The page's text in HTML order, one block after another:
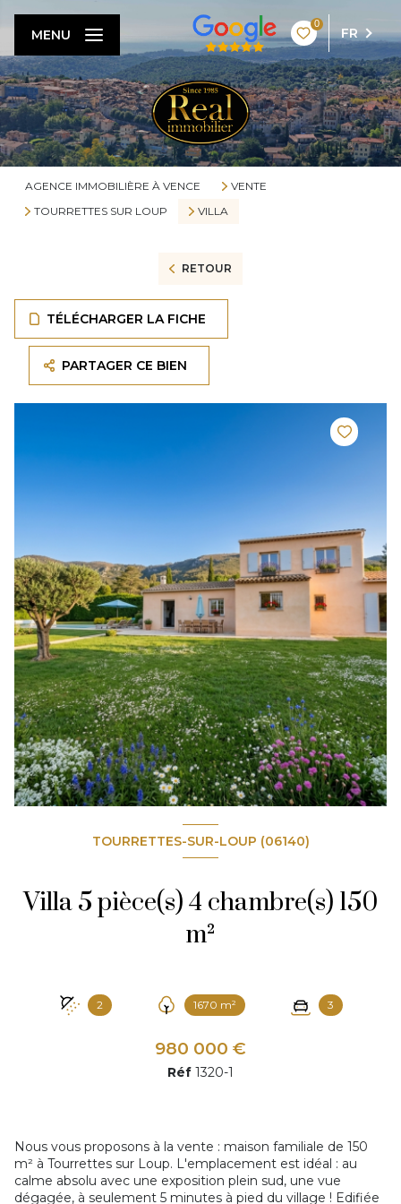
0
FR
MENU
AGENCE IMMOBILIÈRE À VENCE
VENTE
TOURRETTES SUR LOUP
VILLA
RETOUR
TÉLÉCHARGER LA FICHE
PARTAGER CE BIEN
TOURRETTES-SUR-LOUP (06140)
Villa 5 pièce(s) 4 chambre(s) 150
m²
2 1670 m² 3
980 000 €
Réf 1320-1
Nous vous proposons à la vente : maison familiale de 150
m² à Tourrettes sur Loup. L'emplacement est idéal : au
calme absolu avec une exposition plein sud, une vue
dégagée, à seulement 5 minutes à pied du village ! Edifiée